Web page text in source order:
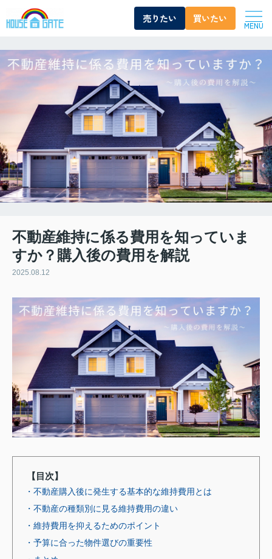
売りたい 買いたい
MENU
不動産維持に係る費用を知っていま
すか？購入後の費用を解説
2025.08.12
【目次】
・不動産購入後に発生する基本的な維持費用とは
・不動産の種類別に見る維持費用の違い
・維持費用を抑えるためのポイント
・予算に合った物件選びの重要性